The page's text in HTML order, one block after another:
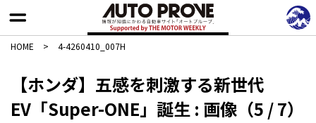
HOME > 4-4260410_007H
【ホンダ】五感を刺激する新世代
EV「Super-ONE」誕生 : 画像（5 / 7）